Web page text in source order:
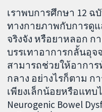
เราพบการศึกษา 12 ฉ
ทางกายภาพกับการดู
จริงจัง หรือยาหลอก
บรรเทาอาการกลั้นอุ
สามารถช่วยให้อากา
กลาง อย่างไรก็ตาม
เพียงเล็กน้อยหรือแท
Neurogenic Bowel